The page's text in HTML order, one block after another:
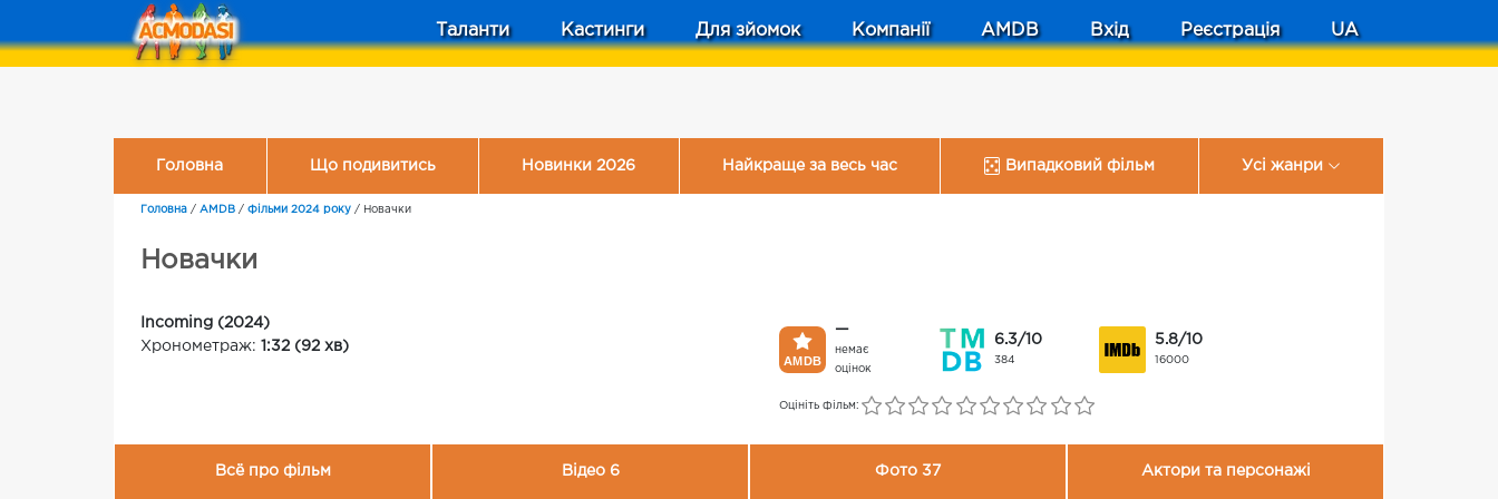
Таланти Кастинги Для зйомок Компанії AMDB Вхід Реєстрація UA
Головна Що подивитись Новинки 2026 Найкраще за весь час Випадковий фільм Усі жанри
Головна / AMDB / Фільми 2024 року / Новачки
Новачки
Incoming (2024)
Хронометраж: 1:32 (92 хв)
—
немає
оцінок
6.3/10
384
5.8/10
16000
Оцініть фільм:
Всё про фільм Відео 6 Фото 37 Актори та персонажі